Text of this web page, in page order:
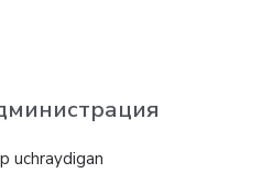
uchraydigan